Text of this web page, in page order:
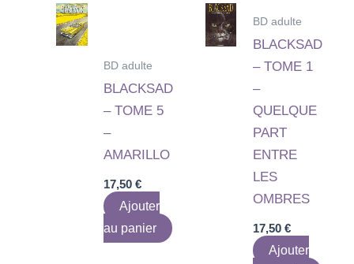
BD adulte
BLACKSAD
– TOME 5
–
AMARILLO
17,50€
Ajouter
au panier
BD adulte
BLACKSAD
– TOME 1
–
QUELQUE
PART
ENTRE
LES
OMBRES
17,50 €
Ajouter